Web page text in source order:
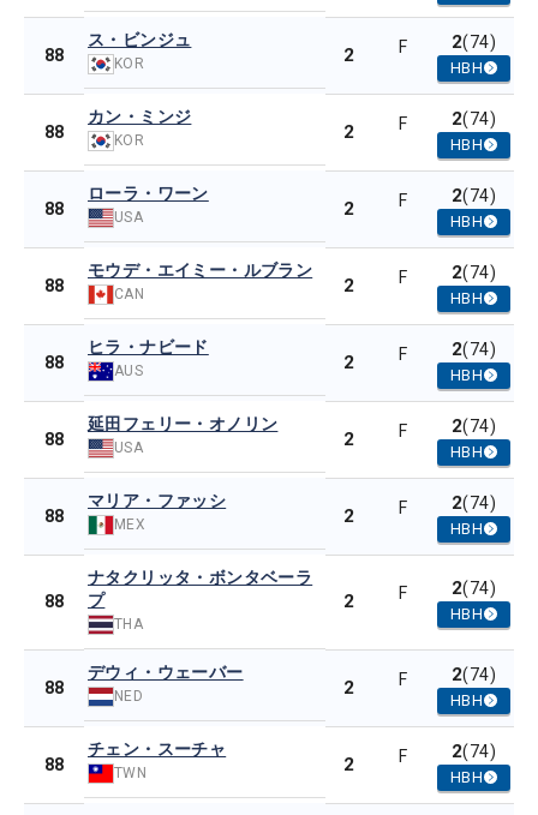
88
ス・ビンジュ
KOR 2 F 2(74)
HBH
88
カン・ミンジ
KOR 2 F 2(74)
HBH
88
ローラ・ワーン
USA 2 F 2(74)
HBH
88
モウデ・エイミー・ルブラン
CAN 2 F 2(74)
HBH
88
ヒラ・ナビード
AUS 2 F 2(74)
HBH
88
延田フェリー・オノリン
USA 2 F 2(74)
HBH
88
マリア・ファッシ
MEX 2 F 2(74)
HBH
88
ナタクリッタ・ボンタベーラ
プ
THA
2 F 2(74)
HBH
88
デウィ・ウェーバー
NED 2 F 2(74)
HBH
88
チェン・スーチャ
TWN 2 F 2(74)
HBH